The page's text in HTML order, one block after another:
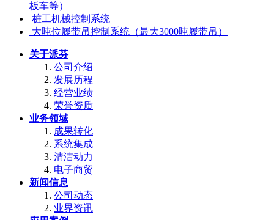
板车等）
桩工机械控制系统
大吨位履带吊控制系统（最大3000吨履带吊）
关于派芬
公司介绍
发展历程
经营业绩
荣誉资质
业务领域
成果转化
系统集成
清洁动力
电子商贸
新闻信息
公司动态
业界资讯